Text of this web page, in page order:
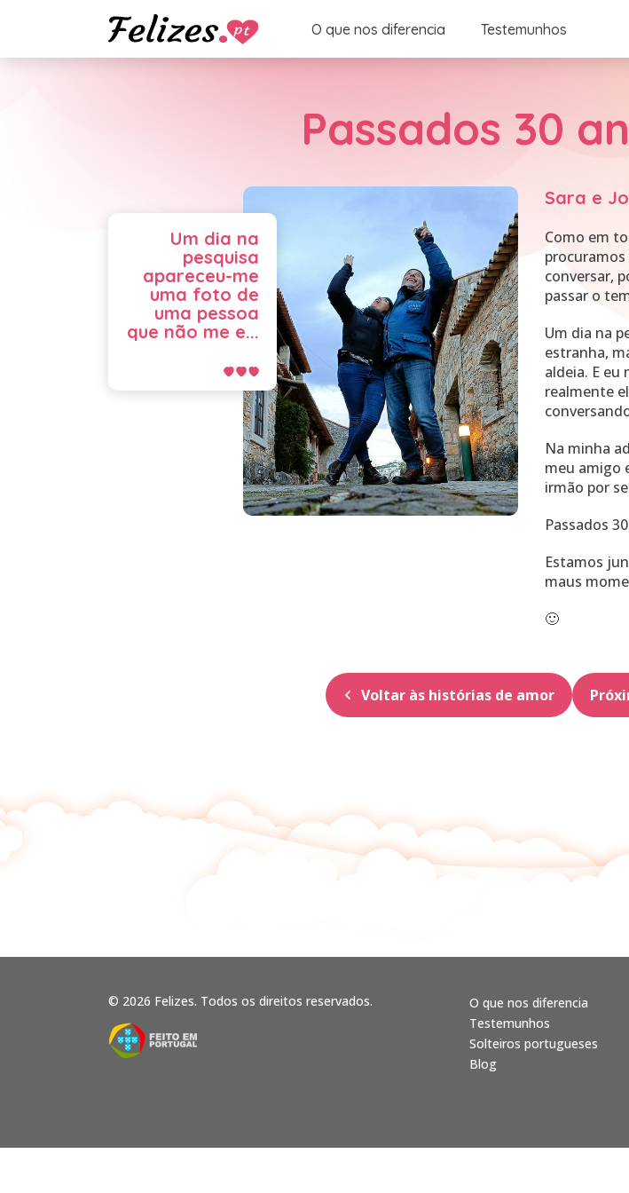
O que nos diferencia Testemunhos
Passados 30
Um dia na
pesquisa
apareceu-me
uma foto de
uma pessoa
que não me e...
Sara e
Como em
conversar,
passar o
Um dia na
estranha,
aldeia. E eu
realmente
Na minha
meu amigo
irmão por
Passados
Estamos
maus
🙂
Voltar às histórias de amor
© 2026 Felizes. Todos os direitos reservados.
O que nos diferencia
Testemunhos
Solteiros portugueses
Blog